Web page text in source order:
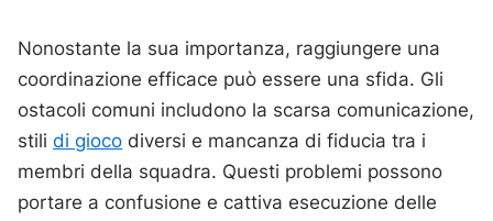
Nonostante la sua importanza, raggiungere una
coordinazione efficace può essere una sfida. Gli
ostacoli comuni includono la scarsa comunicazione,
stilidi gioco diversi e mancanza di fiducia tra i
membri della squadra. Questi problemi possono
portare a confusione e cattiva esecuzione delle